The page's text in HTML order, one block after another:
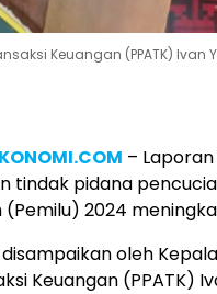
Keuangan (PPATK)
–
tindak pidana
(Pemilu) 2024
oleh
Keuangan (PPATK)